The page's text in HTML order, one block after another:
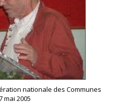
nationale des Communes
mai 2005